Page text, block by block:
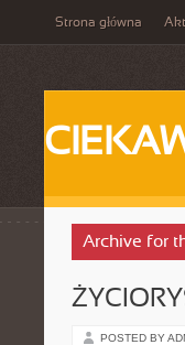
Strona główna
Archive for
POSTED BY